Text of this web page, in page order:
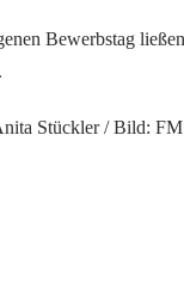
Bewerbstag
Stückler / Bild: